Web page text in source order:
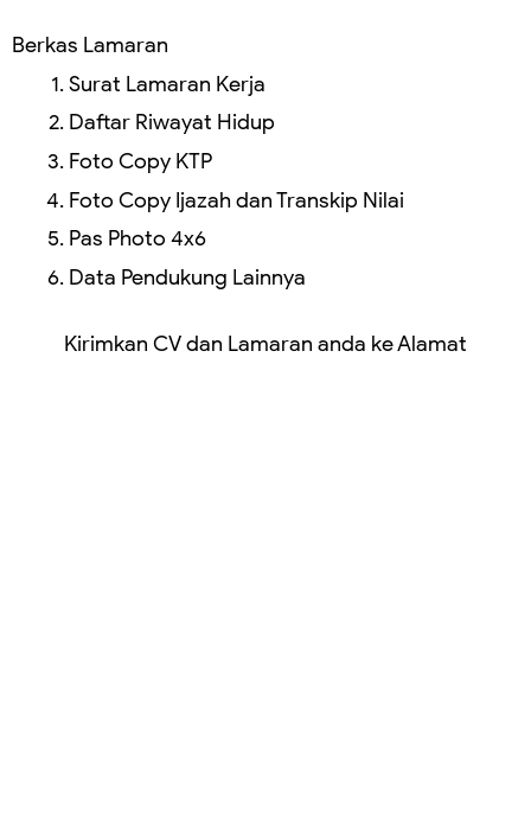
Berkas Lamaran
Surat Lamaran Kerja
Daftar Riwayat Hidup
Foto Copy KTP
Foto Copy Ijazah dan Transkip Nilai
Pas Photo 4x6
Data Pendukung Lainnya
Kirimkan CV dan Lamaran anda ke Alamat